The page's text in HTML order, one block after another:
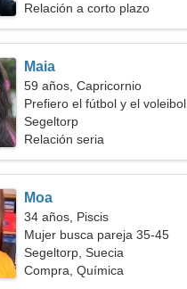
Relación a corto plazo
Maia
59 años, Capricornio
Prefiero el fútbol y el voleibol
Segeltorp
Relación seria
Moa
34 años, Piscis
Mujer busca pareja 35-45
Segeltorp, Suecia
Compra, Química